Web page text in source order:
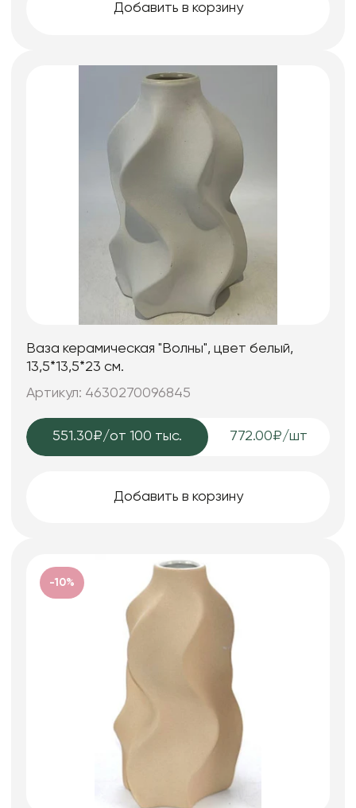
Добавить в корзину
Ваза керамическая "Волны", цвет белый,
13,5*13,5*23 см.
Артикул: 4630270096845
551.30₽/от 100 тыс. 772.00₽/шт
Добавить в корзину
-10%